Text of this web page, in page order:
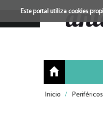
Este portal utiliza cookies
Inicio / Periféricos